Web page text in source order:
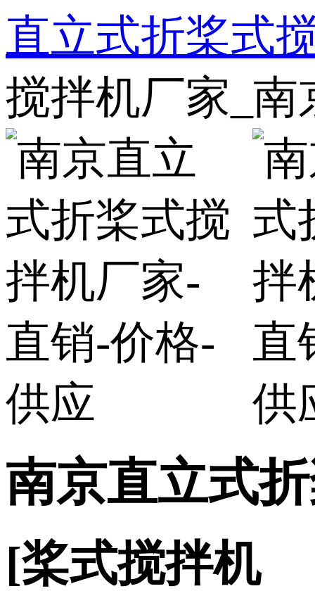
直立式折桨式
搅拌机厂家_
南京直立式
[桨式搅拌机